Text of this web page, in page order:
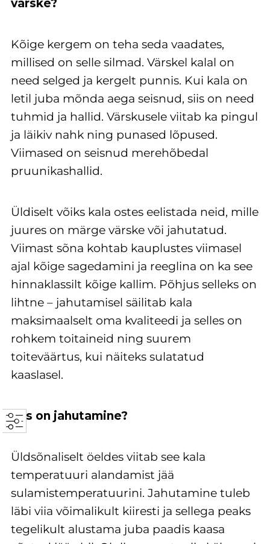
värske?
Kõige kergem on teha seda vaadates,
millised on selle silmad. Värskel kalal on
need selged ja kergelt punnis. Kui kala on
letil juba mõnda aega seisnud, siis on need
tuhmid ja hallid. Värskusele viitab ka pingul
ja läikiv nahk ning punased lõpused.
Viimased on seisnud merehõbedal
pruunikashallid.
Üldiselt võiks kala ostes eelistada neid, mille
juures on märge värske või jahutatud.
Viimast sõna kohtab kauplustes viimasel
ajal kõige sagedamini ja reeglina on ka see
hinnaklassilt kõige kallim. Põhjus selleks on
lihtne – jahutamisel säilitab kala
maksimaalselt oma kvaliteedi ja selles on
rohkem toitaineid ning suurem
toiteväärtus, kui näiteks sulatatud
kaaslasel.
Mis on jahutamine?
Üldsõnaliselt öeldes viitab see kala
temperatuuri alandamist jää
sulamistemperatuurini. Jahutamine tuleb
läbi viia võimalikult kiiresti ja sellega peaks
tegelikult alustama juba paadis kaasa